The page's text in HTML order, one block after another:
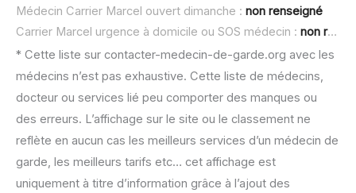
Médecin Carrier Marcel ouvert dimanche : non renseigné
Carrier Marcel urgence à domicile ou SOS médecin : non renseigné
* Cette liste sur contacter-medecin-de-garde.org avec les
médecins n’est pas exhaustive. Cette liste de médecins,
docteur ou services lié peu comporter des manques ou
des erreurs. L’affichage sur le site ou le classement ne
reflète en aucun cas les meilleurs services d’un médecin de
garde, les meilleurs tarifs etc… cet affichage est
uniquement à titre d’information grâce à l’ajout des